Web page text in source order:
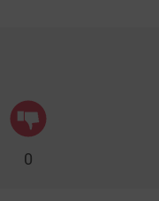
0